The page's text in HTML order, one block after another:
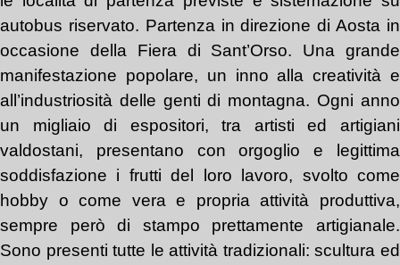
autobus riservato. Partenza in direzione di Aosta in
occasione della Fiera di Sant’Orso. Una grande
manifestazione popolare, un inno alla creatività e
all’industriosità delle genti di montagna. Ogni anno
un migliaio di espositori, tra artisti ed artigiani
valdostani, presentano con orgoglio e legittima
soddisfazione i frutti del loro lavoro, svolto come
hobby o come vera e propria attività produttiva,
sempre però di stampo prettamente artigianale.
Sono presenti tutte le attività tradizionali: scultura ed